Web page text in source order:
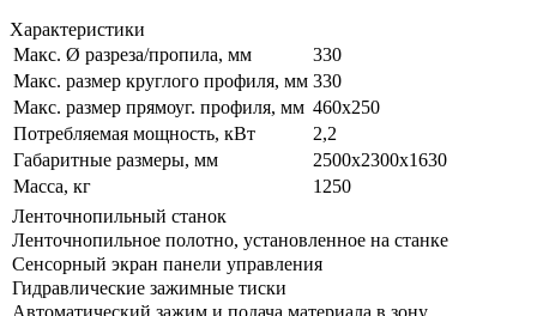
Характеристики
Макс. Ø разреза/пропила, мм
330
Макс. размер круглого профиля, мм 330
Макс. размер прямоуг. профиля, мм 460х250
Потребляемая мощность, кВт
2,2
Габаритные размеры, мм
2500х2300х1630
Масса, кг
1250
Ленточнопильный станок
Ленточнопильное полотно, установленное на станке
Сенсорный экран панели управления
Гидравлические зажимные тиски
Автоматический зажим и подача материала в зону